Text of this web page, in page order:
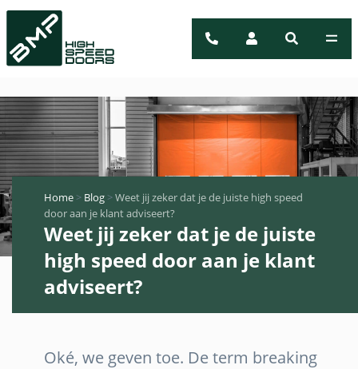
Home > Blog >Weet jij zeker dat je de juiste high speed
door aan je klant adviseert?
Weet jij zeker dat je de juiste
high speed door aan je klant
adviseert?
Oké, we geven toe. De term breaking